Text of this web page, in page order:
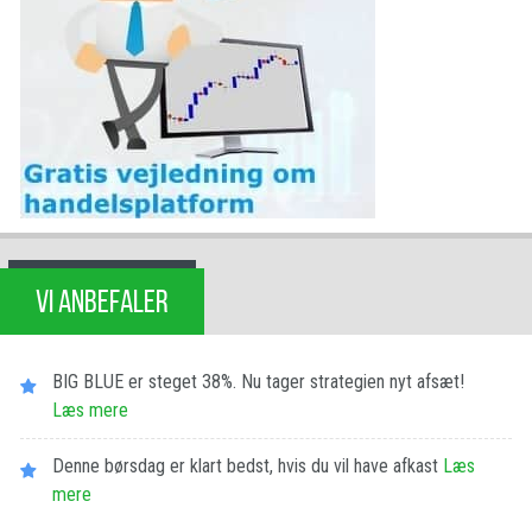
VI ANBEFALER
BIG BLUE er steget 38%. Nu tager strategien nyt afsæt!
Læs mere
Denne børsdag er klart bedst, hvis du vil have afkast Læs
mere